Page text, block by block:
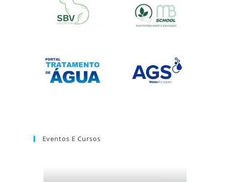
Eventos E Cursos